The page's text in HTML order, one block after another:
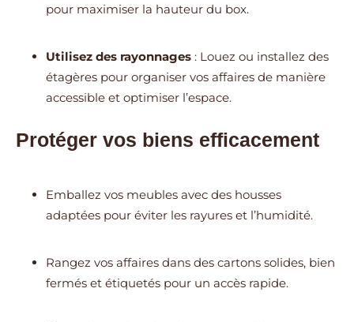
pour maximiser la hauteur du box.
Utilisez des rayonnages : Louez ou installez des
étagères pour organiser vos affaires de manière
accessible et optimiser l’espace.
Protéger vos biens efficacement
Emballez vos meubles avec des housses
adaptées pour éviter les rayures et l’humidité.
Rangez vos affaires dans des cartons solides, bien
fermés et étiquetés pour un accès rapide.